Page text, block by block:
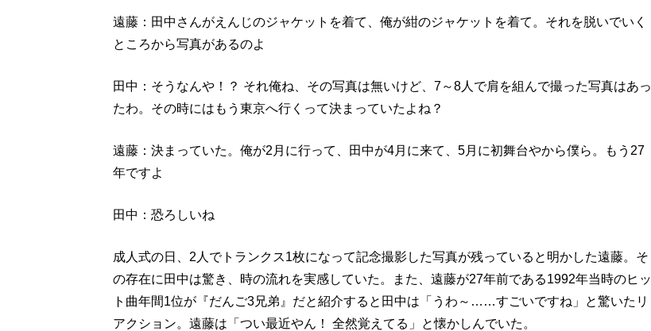
遠藤：田中さんがえんじのジャケットを着て、俺が紺のジャケットを着て。それを脱いでいく
ところから写真があるのよ
田中：そうなんや！？ それ俺ね、その写真は無いけど、7～8人で肩を組んで撮った写真はあっ
たわ。その時にはもう東京へ行くって決まっていたよね？
遠藤：決まっていた。俺が2月に行って、田中が4月に来て、5月に初舞台やから僕ら。もう27
年ですよ
田中：恐ろしいね
成人式の日、2人でトランクス1枚になって記念撮影した写真が残っていると明かした遠藤。そ
の存在に田中は驚き、時の流れを実感していた。また、遠藤が27年前である1992年当時のヒッ
ト曲年間1位が『だんご3兄弟』だと紹介すると田中は「うわ～……すごいですね」と驚いたリ
アクション。遠藤は「つい最近やん！ 全然覚えてる」と懐かしんでいた。